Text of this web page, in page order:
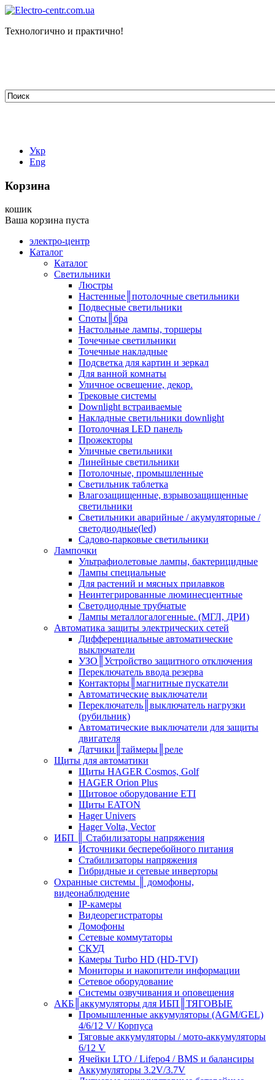
Технологично и практично!
Укр
Eng
Корзина
кошик
Ваша корзина пуста
электро-центр
Каталог
Каталог
Светильники
Люстры
Настенные║потолочные светильники
Подвесные светильники
Споты║бра
Настольные лампы, торшеры
Точечные светильники
Точечные накладные
Подсветка для картин и зеркал
Для ванной комнаты
Уличное освещение, декор.
Трековые системы
Downlight встраиваемые
Накладные светильники downlight
Потолочная LED панель
Прожекторы
Уличные светильники
Линейные светильники
Потолочные, промышленные
Светильник таблетка
Влагозащищенные, взрывозащищенные
светильники
Светильники аварийные / акумуляторные /
светодиодные(led)
Садово-парковые светильники
Лампочки
Ультрафиолетовые лампы, бактерицидные
Лампы специальные
Для растений и мясных прилавков
Неинтегрированные люминесцентные
Светодиодные трубчатые
Лампы металлогалогенные. (МГЛ, ДРИ)
Автоматика защиты электрических сетей
Дифференциальные автоматические
выключатели
УЗО║Устройство защитного отключения
Переключатель ввода резерва
Контакторы║магнитные пускатели
Автоматические выключатели
Переключатель║выключатель нагрузки
(рубильник)
Автоматические выключатели для защиты
двигателя
Датчики║таймеры║реле
Щиты для автоматики
Щиты HAGER Cosmos, Golf
HAGER Orion Plus
Щитовое оборудование ETI
Щиты EATON
Hager Univers
Hager Volta, Vector
ИБП ║ Стабилизаторы напряжения
Источники бесперебойного питания
Стабилизаторы напряжения
Гибридные и сетевые инверторы
Охранные системы ║ домофоны,
видеонаблюдение
IP-камеры
Видеорегистраторы
Домофоны
Сетевые коммутаторы
СКУД
Камеры Turbo HD (HD-TVI)
Мониторы и накопители информации
Сетевое оборудование
Системы озвучивания и оповещения
АКБ║аккумуляторы для ИБП║ТЯГОВЫЕ
Промышленные аккумуляторы (AGM/GEL)
4/6/12 V/ Корпуса
Тяговые аккумуляторы / мото-аккумуляторы
6/12 V
Ячейки LTO / Lifepo4 / BMS и балансиры
Аккумуляторы 3.2V/3.7V